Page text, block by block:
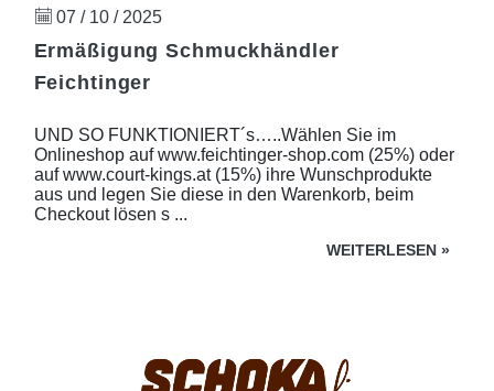
07 / 10 / 2025
Ermäßigung Schmuckhändler
Feichtinger
UND SO FUNKTIONIERT´s…..Wählen Sie im
Onlineshop auf www.feichtinger-shop.com (25%) oder
auf www.court-kings.at (15%) ihre Wunschprodukte
aus und legen Sie diese in den Warenkorb, beim
Checkout lösen s ...
WEITERLESEN »